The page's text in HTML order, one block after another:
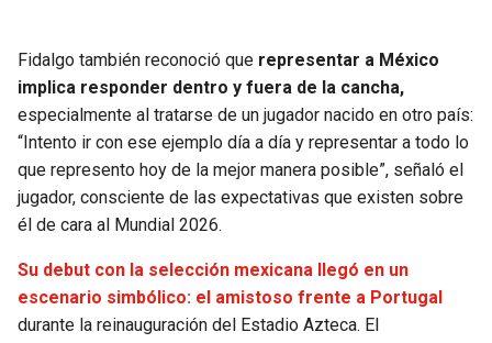
Fidalgo también reconoció que representar a México
implica responder dentro y fuera de la cancha,
especialmente al tratarse de un jugador nacido en otro país:
“Intento ir con ese ejemplo día a día y representar a todo lo
que represento hoy de la mejor manera posible”, señaló el
jugador, consciente de las expectativas que existen sobre
él de cara al Mundial 2026.
Su debut con la selección mexicana llegó en un
escenario simbólico: el amistoso frente a Portugal
durante la reinauguración del Estadio Azteca. El